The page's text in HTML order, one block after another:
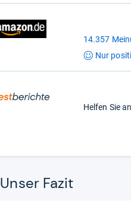
14.357
Nur
Helfen Sie
Unser Fazit